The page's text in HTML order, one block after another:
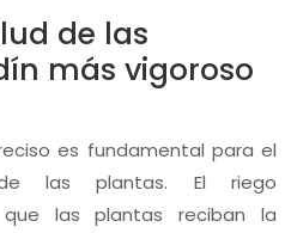
de las
más vigoroso
es fundamental para el
de las plantas. El riego
las plantas reciban la